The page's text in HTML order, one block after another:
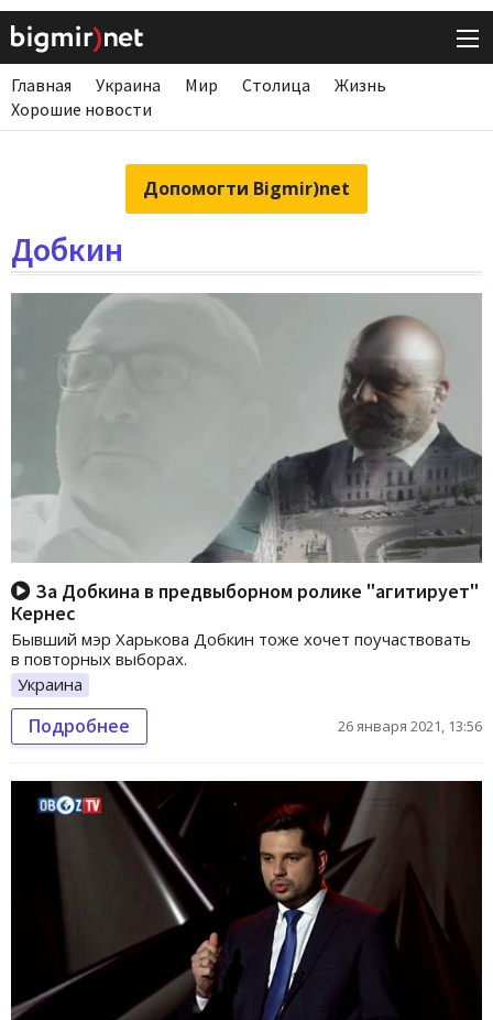
Главная Украина Мир Столица
Жизнь
Хорошие новости
Допомогти Bigmir)net
Добкин
За Добкина в предвыборном ролике "агитирует"
Кернес
Бывший мэр Харькова Добкин тоже хочет поучаствовать
в повторных выборах.
Украина
Подробнее 26 января 2021, 13:56